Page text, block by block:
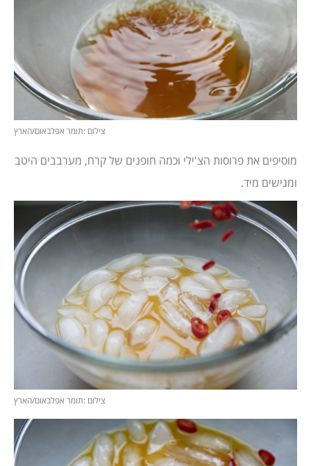
צילום :תומר אפלבאום/הארץ
מוסיפים את פרוסות הצ'ילי וכמה חופנים של קרח, מערבבים היטב
ומגישים מיד.
צילום :תומר אפלבאום/הארץ